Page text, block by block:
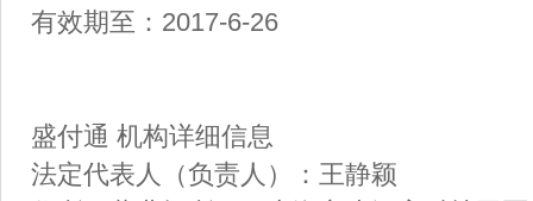
有效期至：2017-6-26
盛付通 机构详细信息
法定代表人（负责人）：王静颖